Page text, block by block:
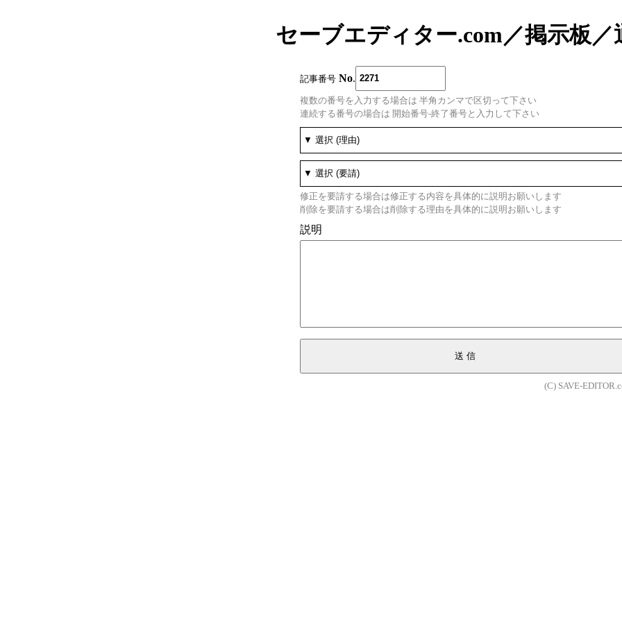
セーブエディター.com／掲示板／
記事番号 No
複数の番号を入力する場合は 半角カンマで区切って下さい
連続する番号の場合は 開始番号-終了番号と入力して下さい
修正を要請する場合は修正する内容を具体的に説明お願いします
削除を要請する場合は削除する理由を具体的に説明お願いします
説明
送信
(C) SAVE-